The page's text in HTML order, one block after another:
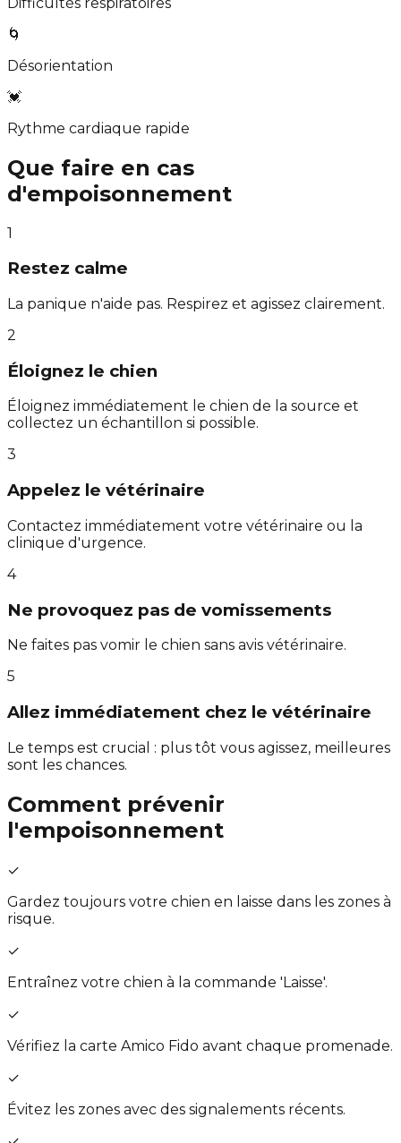
🌀
Désorientation
💓
Rythme cardiaque rapide
Que faire en cas
d'empoisonnement
1
Restez calme
La panique n'aide pas. Respirez et agissez clairement.
2
Éloignez le chien
Éloignez immédiatement le chien de la source et
collectez un échantillon si possible.
3
Appelez le vétérinaire
Contactez immédiatement votre vétérinaire ou la
clinique d'urgence.
4
Ne provoquez pas de vomissements
Ne faites pas vomir le chien sans avis vétérinaire.
5
Allez immédiatement chez le vétérinaire
Le temps est crucial : plus tôt vous agissez, meilleures
sont les chances.
Comment prévenir
l'empoisonnement
✓
Gardez toujours votre chien en laisse dans les zones à
risque.
✓
Entraînez votre chien à la commande 'Laisse'.
✓
Vérifiez la carte Amico Fido avant chaque promenade.
✓
Évitez les zones avec des signalements récents.